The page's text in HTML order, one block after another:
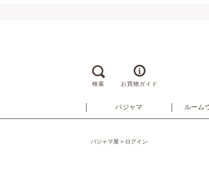
検索 お買物ガイド
パジャマ ルーム
パジャマ屋 ログイン